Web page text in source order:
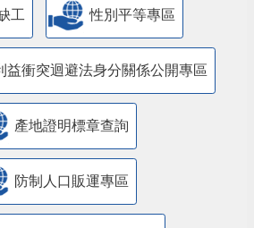
工 性別平等專區
益衝突迴避法身分關係公開專區
產地證明標章查詢
防制人口販運專區